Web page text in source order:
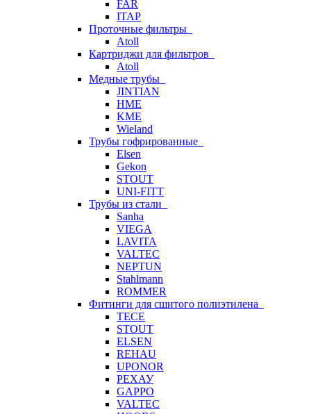
FAR
ITAP
Проточные фильтры
Atoll
Картриджи для фильтров
Atoll
Медные трубы
JINTIAN
HME
KME
Wieland
Трубы гофрированные
Elsen
Gekon
STOUT
UNI-FITT
Трубы из стали
Sanha
VIEGA
LAVITA
VALTEC
NEPTUN
Stahlmann
ROMMER
Фитинги для сшитого полиэтилена
TECE
STOUT
ELSEN
REHAU
UPONOR
РЕХАУ
GAPPO
VALTEC